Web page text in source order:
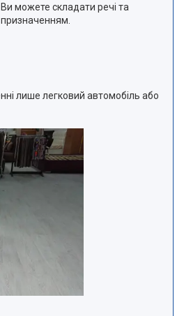
можете складати речі та
лише легковий автомобіль або